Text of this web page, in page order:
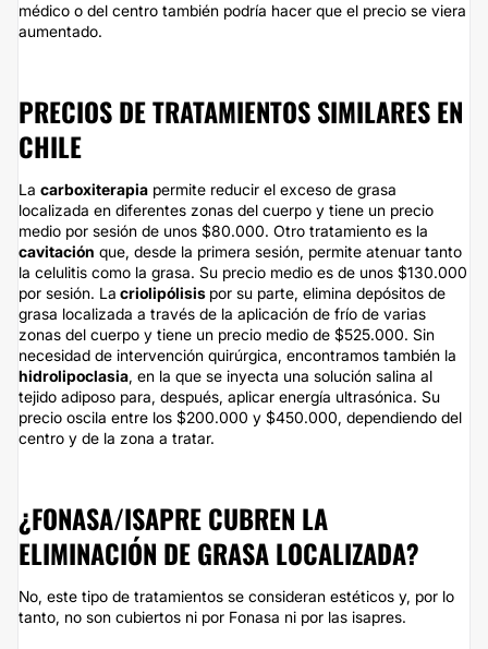
médico o del centro también podría hacer que el precio se viera
aumentado.
PRECIOS DE TRATAMIENTOS SIMILARES EN
CHILE
La carboxiterapia permite reducir el exceso de grasa
localizada en diferentes zonas del cuerpo y tiene un precio
medio por sesión de unos $80.000. Otro tratamiento es la
cavitación que, desde la primera sesión, permite atenuar tanto
la celulitis como la grasa. Su precio medio es de unos $130.000
por sesión. La criolipólisis por su parte, elimina depósitos de
grasa localizada a través de la aplicación de frío de varias
zonas del cuerpo y tiene un precio medio de $525.000. Sin
necesidad de intervención quirúrgica, encontramos también la
hidrolipoclasia, en la que se inyecta una solución salina al
tejido adiposo para, después, aplicar energía ultrasónica. Su
precio oscila entre los $200.000 y $450.000, dependiendo del
centro y de la zona a tratar.
¿FONASA/ISAPRE CUBREN LA
ELIMINACIÓN DE GRASA LOCALIZADA?
No, este tipo de tratamientos se consideran estéticos y, por lo
tanto, no son cubiertos ni por Fonasa ni por las isapres.